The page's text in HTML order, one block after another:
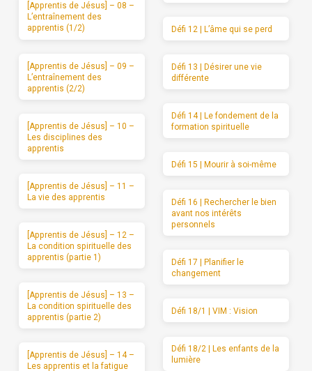
[Apprentis de Jésus] – 08 –
L’entraînement des
apprentis (1/2)
[Apprentis de Jésus] – 09 –
L’entraînement des
apprentis (2/2)
[Apprentis de Jésus] – 10 –
Les disciplines des
apprentis
[Apprentis de Jésus] – 11 –
La vie des apprentis
[Apprentis de Jésus] – 12 –
La condition spirituelle des
apprentis (partie 1)
[Apprentis de Jésus] – 13 –
La condition spirituelle des
apprentis (partie 2)
[Apprentis de Jésus] – 14 –
Les apprentis et la fatigue
Défi 12 | L’âme qui se perd
Défi 13 | Désirer une vie
différente
Défi 14 | Le fondement de la
formation spirituelle
Défi 15 | Mourir à soi-même
Défi 16 | Rechercher le bien
avant nos intérêts
personnels
Défi 17 | Planifier le
changement
Défi 18/1 | VIM : Vision
Défi 18/2 | Les enfants de la
lumière